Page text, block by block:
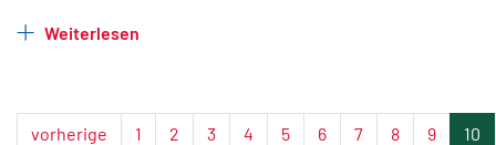
Weiterlesen
vorherige 1 2 3 4 5 6 7 8 9 10